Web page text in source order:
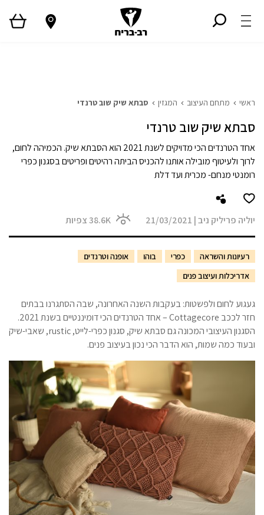
ראשי מתחם העיצוב המגזין סבתא שיק שוב טרנדי
סבתא שיק שוב טרנדי
אחד הטרנדים הכי מדויקים לשנת 2021 הוא הסבתא שיק. הכמיהה לחום,
לרוך ולעיטוף מובילה אותנו להכניס הביתה רהיטים ופריטים בסגנון כפרי
רומנטי מנחם- מכרית ועד דלת
יוליה פריליק ניב|
21/03/2021
38.6Kצפיות
רעיונות והשראה כפרי בוהו
אופנה וטרנדים
אדריכלות ועיצוב פנים
געגוע לחום ולפשטות: בעקבות השנה האחרונה, שבה הסתגרנו בבתים
חזר לככב Cottagecore – אחד הטרנדים הכי דומיננטיים בשנת 2021.
הסגנון העיצובי המכונה גם סבתא שיק, סגנון כפרי-לייט, rustic, שאבי-שיק
ובעוד כמה שמות, הוא הדבר הכי נכון בעיצוב פנים.